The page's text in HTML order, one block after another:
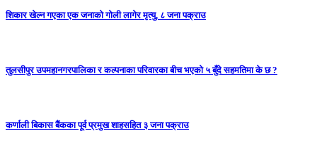
शिकार खेल्न गएका एक जनाको गोली लागेर मृत्यु, ८ जना पक्राउ
तुलसीपुर उपमहानगरपालिका र कल्पनाका परिवारका बीच भएको ५ बुँदे सहमतिमा के छ ?
कर्णाली बिकास बैंकका पूर्व प्रमुख शाहसहित ३ जना पक्राउ